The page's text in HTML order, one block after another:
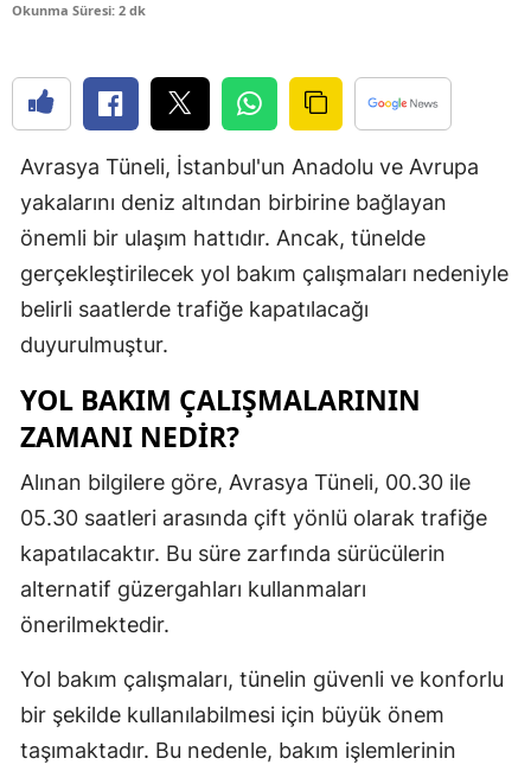
Çankırı
Çorum
Denizli
Edirne
Gaziantep
Giresun
Hatay
Isparta
Okunma Süresi: 2 dk
Avrasya Tüneli, İstanbul'un Anadolu ve Avrupa
yakalarını deniz altından birbirine bağlayan
önemli bir ulaşım hattıdır. Ancak, tünelde
gerçekleştirilecek yol bakım çalışmaları nedeniyle
belirli saatlerde trafiğe kapatılacağı
duyurulmuştur.
YOL BAKIM ÇALIŞMALARININ
ZAMANI NEDIR?
Alınan bilgilere göre, Avrasya Tüneli, 00.30 ile
05.30 saatleri arasında çift yönlü olarak trafiğe
kapatılacaktır. Bu süre zarfında sürücülerin
alternatif güzergahları kullanmaları
önerilmektedir.
Yol bakım çalışmaları, tünelin güvenli ve konforlu
bir şekilde kullanılabilmesi için büyük önem
taşımaktadır. Bu nedenle, bakım işlemlerinin